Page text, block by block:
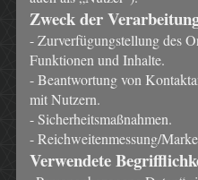
Zweck der
- Zurverfügungstellung des
Funktionen und Inhalte.
- Beantwortung von
mit Nutzern.
- Sicherheitsmaßnahmen.
- Reichweitenmessung/
Verwendete